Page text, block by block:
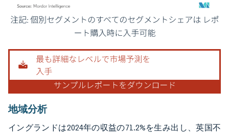
画像 © Mordor Intelligence。再利用にはCC BY 4.0の表示が必要です。
地域分析
イングランドは2024年の収益の71.2%を生み出し、英国不